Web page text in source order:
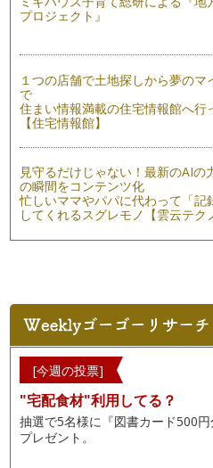
プロジェクト』
１つの店舗で土地探しから夢のマ
で
住まい情報満載の住宅情報館へ行
【住宅情報館】
見守るだけじゃない！最新のAIの
の瞬間をコンテンツ化
忙しいママやパパに代わって「記
してくれるスグレモノ【雲云テク
[今週の投票]
"宅配食材"利用してる？
抽選で5名様に『図書カード500円
プレゼント。